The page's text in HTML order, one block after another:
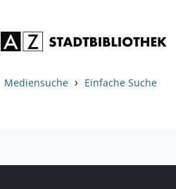
Mediensuche › Einfache Suche